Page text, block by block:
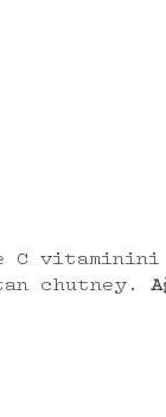
vitaminini
chutney.